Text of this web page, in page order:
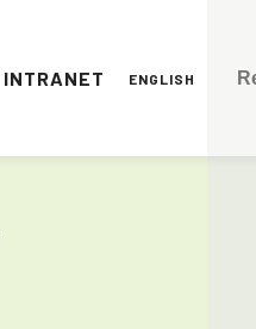
INTRANET ENGLISH